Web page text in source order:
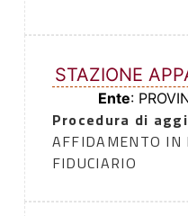
STAZIONE
Ente:
Procedura di
AFFIDAMENTO IN
FIDUCIARIO